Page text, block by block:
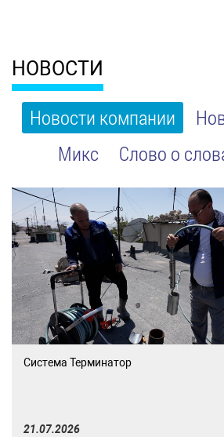
НОВОСТИ
Новости компании
Микс
Слово о
Система Терминатор
21.07.2026